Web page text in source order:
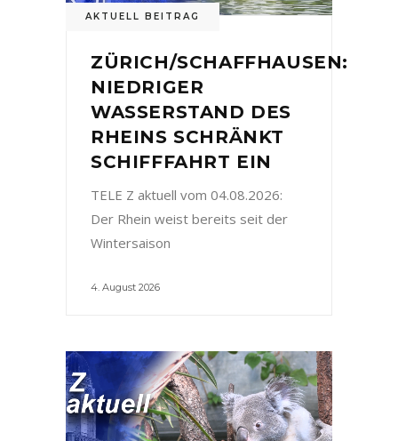
AKTUELL BEITRAG
ZÜRICH/SCHAFFHAUSEN:
NIEDRIGER
WASSERSTAND DES
RHEINS SCHRÄNKT
SCHIFFFAHRT EIN
TELE Z aktuell vom 04.08.2026:
Der Rhein weist bereits seit der
Wintersaison
4. August 2026